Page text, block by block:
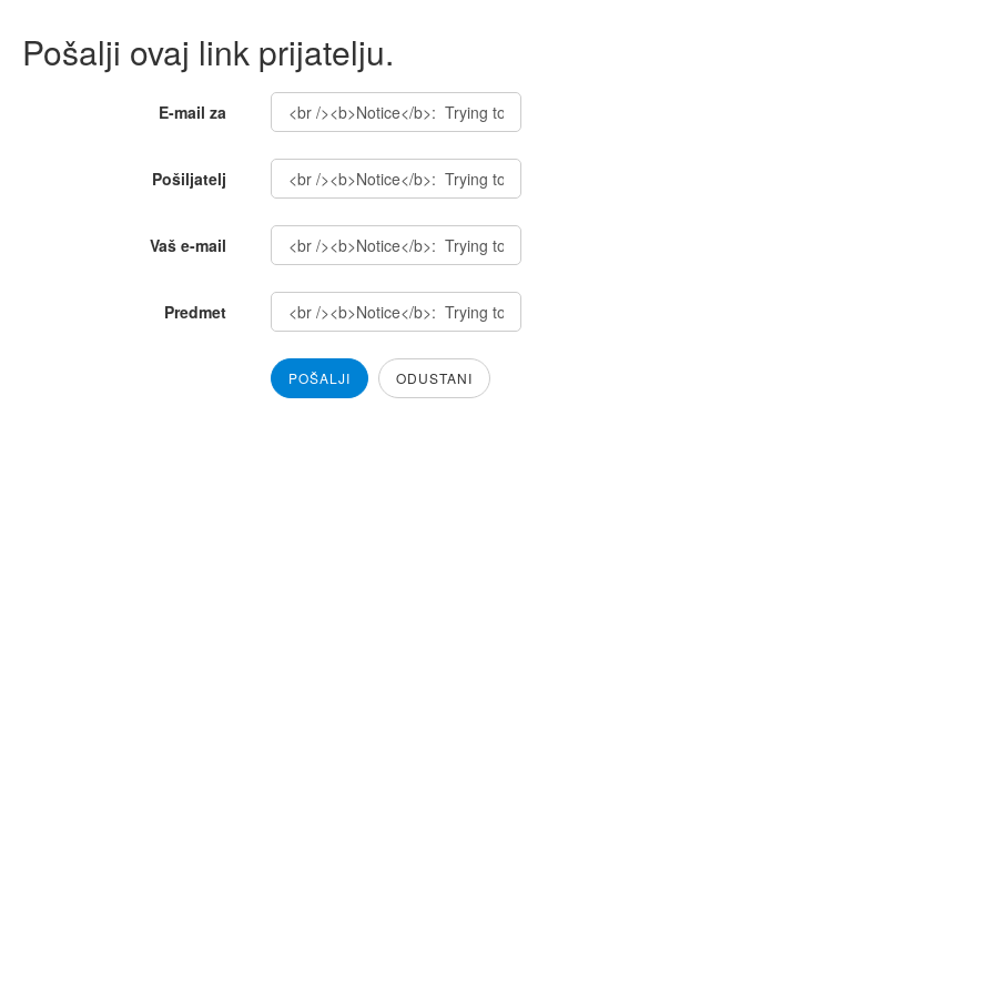
Pošalji ovaj link prijatelju.
E-mail za
Pošiljatelj
Vaš e-mail
Predmet
POŠALJI ODUSTANI